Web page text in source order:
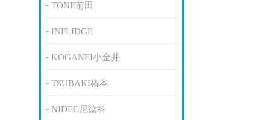
TONE前田
INFLIDGE
KOGANEI小金井
TSUBAKI椿本
NIDEC尼德科